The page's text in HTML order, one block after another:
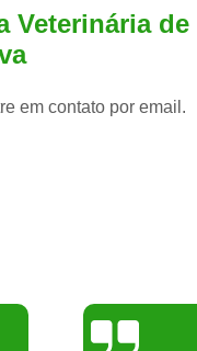
em contato por email.